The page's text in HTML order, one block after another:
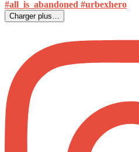
Charger plus…